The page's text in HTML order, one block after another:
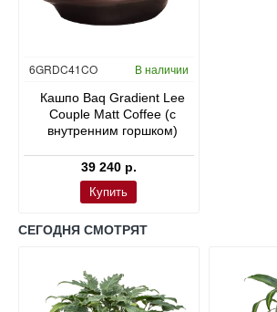
6GRDC41CO В наличии
Кашпо Baq Gradient Lee
Couple Matt Coffee (с
внутренним горшком)
39 240 р.
Купить
СЕГОДНЯ СМОТРЯТ